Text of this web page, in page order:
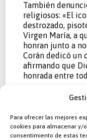
Para ofrecer las mejores
cookies para almacenar y/
consentimiento de estas
También
religiosos: «El
destrozado,
Virgen María, a
honran junto a
Corán dedicó un
afirmando que
honrada entre
Dirigiéndose de
estabilidad para
reafirmando su
a la unidad